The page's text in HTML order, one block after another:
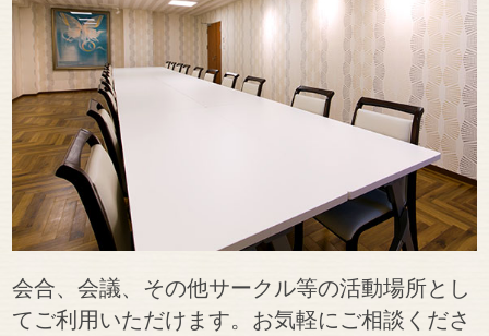
会合、会議、その他サークル等の活動場所とし
てご利用いただけます。お気軽にご相談くださ